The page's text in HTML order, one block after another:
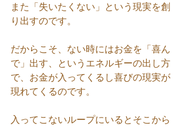
また「失いたくない」という現実を創
り出すのです。
だからこそ、ない時にはお金を「喜ん
で」出す、というエネルギーの出し方
で、お金が入ってくるし喜びの現実が
現れてくるのです。
入ってこないループにいるとそこから